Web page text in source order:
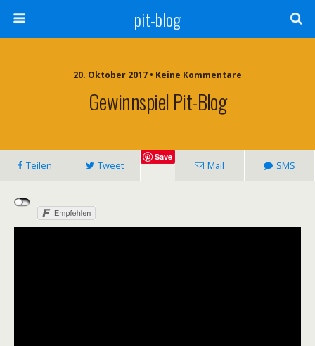
pit-blog
20. Oktober 2017 • Keine Kommentare
Gewinnspiel Pit-Blog
Teilen Tweet
Save
Mail SMS